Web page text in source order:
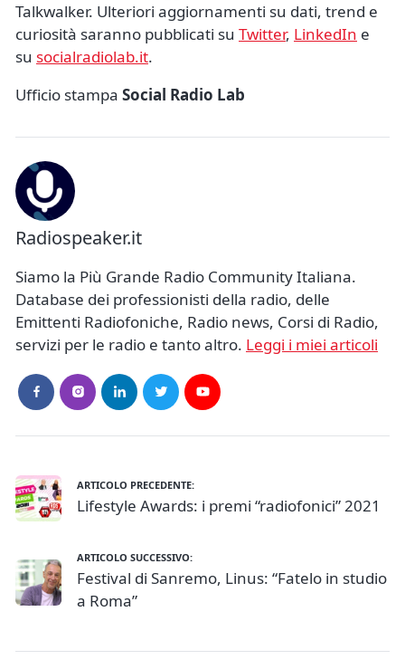
Talkwalker. Ulteriori aggiornamenti su dati, trend e
curiosità saranno pubblicati su Twitter, LinkedIn e
su socialradiolab.it.
Ufficio stampa Social Radio Lab
Radiospeaker.it
Siamo la Più Grande Radio Community Italiana.
Database dei professionisti della radio, delle
Emittenti Radiofoniche, Radio news, Corsi di Radio,
servizi per le radio e tanto altro. Leggi i miei articoli
ARTICOLO PRECEDENTE:
Lifestyle Awards: i premi “radiofonici” 2021
ARTICOLO SUCCESSIVO:
Festival di Sanremo, Linus: “Fatelo in studio
a Roma”